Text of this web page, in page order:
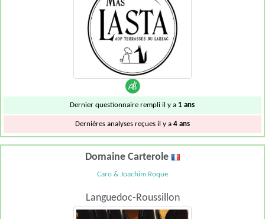
Dernier questionnaire rempli il y a 1 ans
Dernières analyses reçues il y a 4 ans
Domaine Carterole
Caro & Joachim Roque
Languedoc-Roussillon